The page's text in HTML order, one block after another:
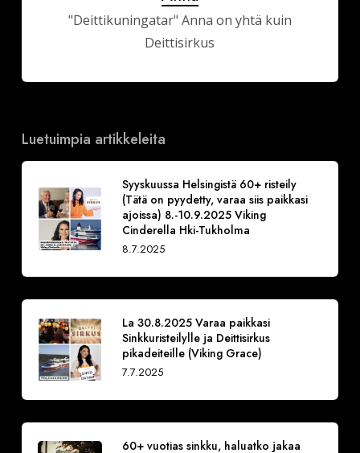
"Deittikuningatar" Anna on yhtä kuin
Deittisirkus
Luetuimpia artikkeleita
Syyskuussa Helsingistä 60+ risteily
(Tätä on pyydetty, varaa siis paikkasi
ajoissa) 8.-10.9.2025 Viking
Cinderella Hki-Tukholma
8.7.2025
La 30.8.2025 Varaa paikkasi
Sinkkuristeilylle ja Deittisirkus
pikadeiteille (Viking Grace)
7.7.2025
60+ vuotias sinkku, haluatko jakaa